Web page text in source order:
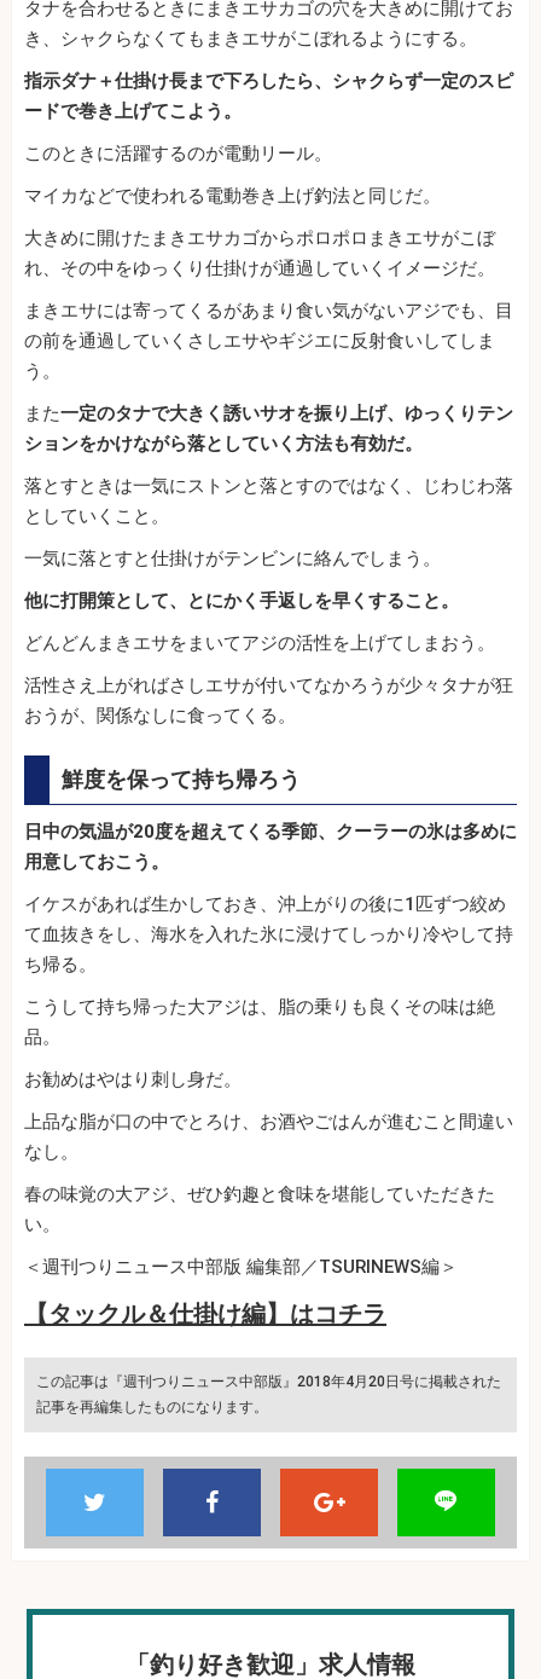
タナを合わせるときにまきエサカゴの穴を大きめに開けてお
き、シャクらなくてもまきエサがこぼれるようにする。
指示ダナ＋仕掛け長まで下ろしたら、シャクらず一定のスピ
ードで巻き上げてこよう。
このときに活躍するのが電動リール。
マイカなどで使われる電動巻き上げ釣法と同じだ。
大きめに開けたまきエサカゴからポロポロまきエサがこぼ
れ、その中をゆっくり仕掛けが通過していくイメージだ。
まきエサには寄ってくるがあまり食い気がないアジでも、目
の前を通過していくさしエサやギジエに反射食いしてしま
う。
また一定のタナで大きく誘いサオを振り上げ、ゆっくりテン
ションをかけながら落としていく方法も有効だ。
落とすときは一気にストンと落とすのではなく、じわじわ落
としていくこと。
一気に落とすと仕掛けがテンビンに絡んでしまう。
他に打開策として、とにかく手返しを早くすること。
どんどんまきエサをまいてアジの活性を上げてしまおう。
活性さえ上がればさしエサが付いてなかろうが少々タナが狂
おうが、関係なしに食ってくる。
鮮度を保って持ち帰ろう
日中の気温が20度を超えてくる季節、クーラーの氷は多めに
用意しておこう。
イケスがあれば生かしておき、沖上がりの後に1匹ずつ絞め
て血抜きをし、海水を入れた氷に浸けてしっかり冷やして持
ち帰る。
こうして持ち帰った大アジは、脂の乗りも良くその味は絶
品。
お勧めはやはり刺し身だ。
上品な脂が口の中でとろけ、お酒やごはんが進むこと間違い
なし。
春の味覚の大アジ、ぜひ釣趣と食味を堪能していただきた
い。
＜週刊つりニュース中部版 編集部／TSURINEWS編＞
【タックル＆仕掛け編】はコチラ
この記事は『週刊つりニュース中部版』2018年4月20日号に掲載された
記事を再編集したものになります。
「釣り好き歓迎」求人情報